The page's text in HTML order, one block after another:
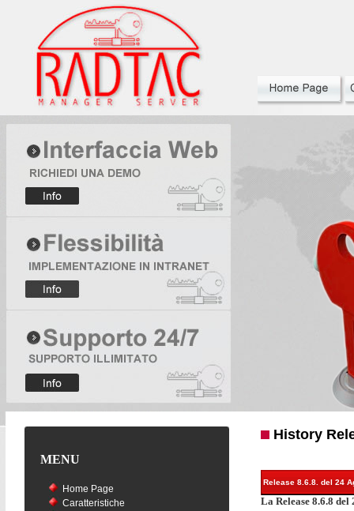
MENU
Home Page
Caratteristiche
History
Release 8.6.8. del 24
La Release 8.6.8